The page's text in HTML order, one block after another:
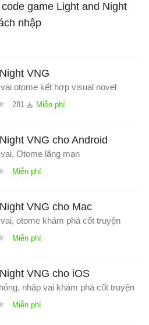
game Light and Night
nhập
VNG
otome kết hợp visual novel
281
VNG cho Android
Otome lãng mạn
VNG cho Mac
otome khám phá cốt truyện
VNG cho iOS
nhập vai khám phá cốt truyện